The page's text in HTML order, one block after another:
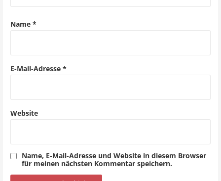
aName *
E-Mail-Adresse *
Website
Name, E-Mail-Adresse und Website in diesem Browser
für meinen nächsten Kommentar speichern.